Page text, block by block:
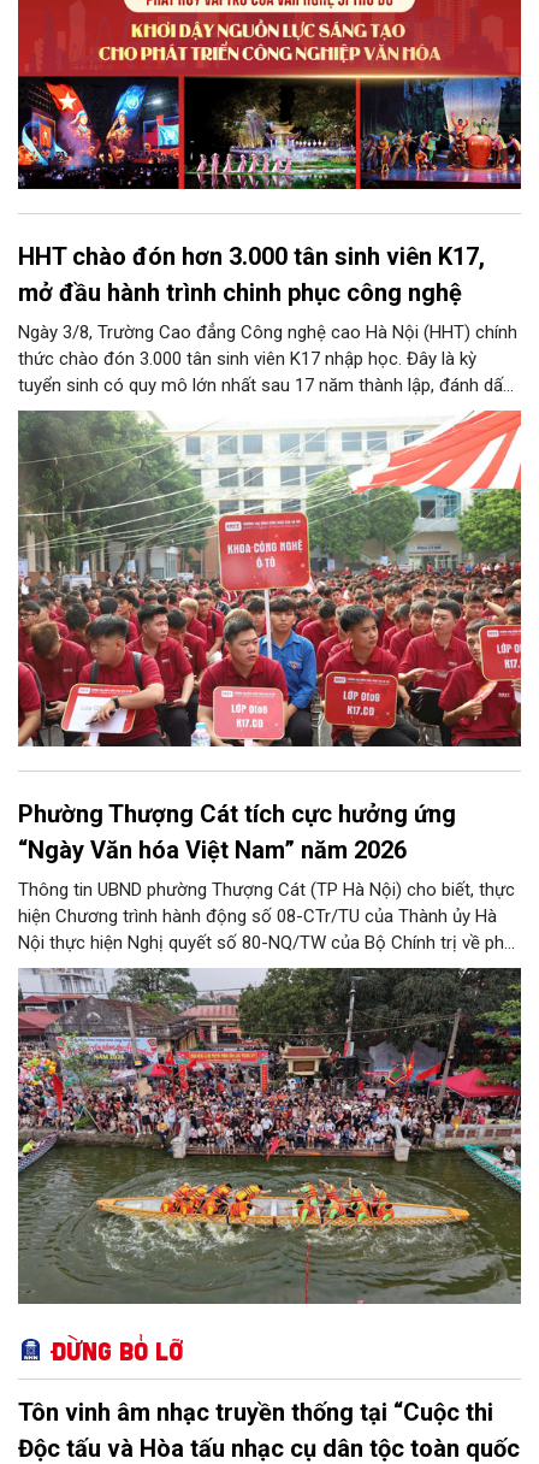
HHT chào đón hơn 3.000 tân sinh viên K17,
mở đầu hành trình chinh phục công nghệ
Ngày 3/8, Trường Cao đẳng Công nghệ cao Hà Nội (HHT) chính
thức chào đón 3.000 tân sinh viên K17 nhập học. Đây là kỳ
tuyển sinh có quy mô lớn nhất sau 17 năm thành lập, đánh dấu
bước chuyển mình quan trọng của nhà trường.
Phường Thượng Cát tích cực hưởng ứng
“Ngày Văn hóa Việt Nam” năm 2026
Thông tin UBND phường Thượng Cát (TP Hà Nội) cho biết, thực
hiện Chương trình hành động số 08-CTr/TU của Thành ủy Hà
Nội thực hiện Nghị quyết số 80-NQ/TW của Bộ Chính trị về phát
triển Văn hóa Việt Nam; Kế hoạch của UBND Thành phố Hà Nội,
phường Thượng Cát tổ chức nhiều hoạt động trong tháng
11/2026 hưởng ứng “Ngày Văn hóa Việt Nam” năm 2026 trên
địa bàn.
Đừng bỏ lỡ
Tôn vinh âm nhạc truyền thống tại “Cuộc thi
Độc tấu và Hòa tấu nhạc cụ dân tộc toàn quốc